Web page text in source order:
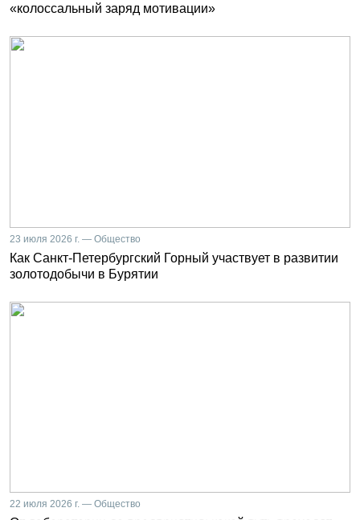
«колоссальный заряд мотивации»
23 июля 2026 г. — Общество
Как Санкт-Петербургский Горный участвует в развитии
золотодобычи в Бурятии
22 июля 2026 г. — Общество